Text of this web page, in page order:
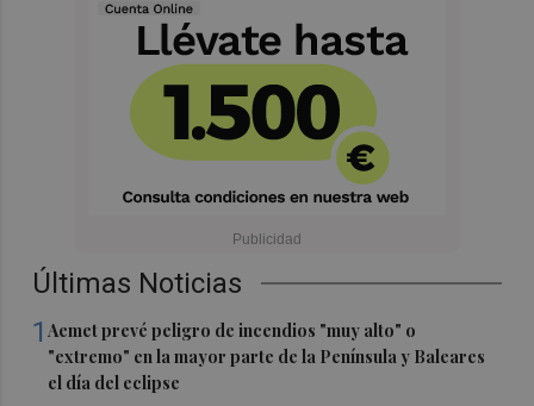
Últimas Noticias
1Aemet prevé peligro de incendios "muy alto" o
"extremo" en la mayor parte de la Península y Baleares
el día del eclipse